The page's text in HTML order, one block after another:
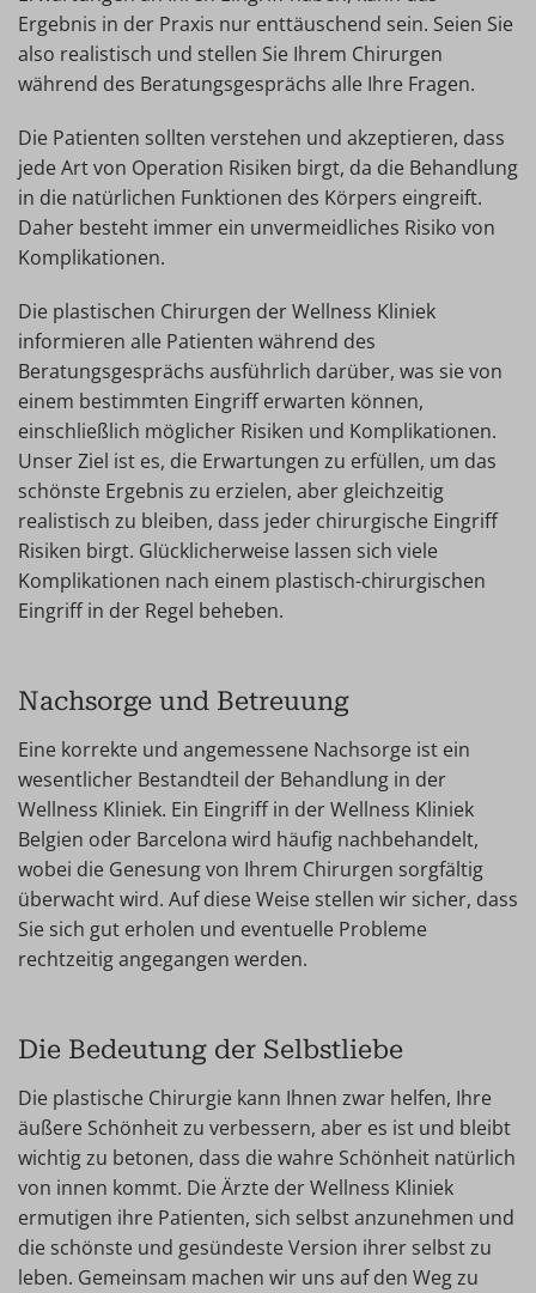
Ergebnis in der Praxis nur enttäuschend sein. Seien Sie
also realistisch und stellen Sie Ihrem Chirurgen
während des Beratungsgesprächs alle Ihre Fragen.
Die Patienten sollten verstehen und akzeptieren, dass
jede Art von Operation Risiken birgt, da die Behandlung
in die natürlichen Funktionen des Körpers eingreift.
Daher besteht immer ein unvermeidliches Risiko von
Komplikationen.
Die plastischen Chirurgen der Wellness Kliniek
informieren alle Patienten während des
Beratungsgesprächs ausführlich darüber, was sie von
einem bestimmten Eingriff erwarten können,
einschließlich möglicher Risiken und Komplikationen.
Unser Ziel ist es, die Erwartungen zu erfüllen, um das
schönste Ergebnis zu erzielen, aber gleichzeitig
realistisch zu bleiben, dass jeder chirurgische Eingriff
Risiken birgt. Glücklicherweise lassen sich viele
Komplikationen nach einem plastisch-chirurgischen
Eingriff in der Regel beheben.
Nachsorge und Betreuung
Eine korrekte und angemessene Nachsorge ist ein
wesentlicher Bestandteil der Behandlung in der
Wellness Kliniek. Ein Eingriff in der Wellness Kliniek
Belgien oder Barcelona wird häufig nachbehandelt,
wobei die Genesung von Ihrem Chirurgen sorgfältig
überwacht wird. Auf diese Weise stellen wir sicher, dass
Sie sich gut erholen und eventuelle Probleme
rechtzeitig angegangen werden.
Die Bedeutung der Selbstliebe
Die plastische Chirurgie kann Ihnen zwar helfen, Ihre
äußere Schönheit zu verbessern, aber es ist und bleibt
wichtig zu betonen, dass die wahre Schönheit natürlich
von innen kommt. Die Ärzte der Wellness Kliniek
ermutigen ihre Patienten, sich selbst anzunehmen und
die schönste und gesündeste Version ihrer selbst zu
leben. Gemeinsam machen wir uns auf den Weg zu